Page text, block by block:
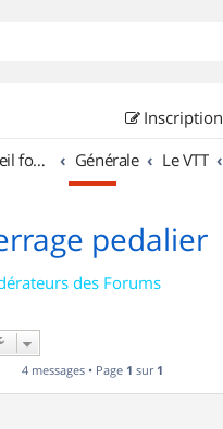
Inscription
Accueil forum Générale Le VTT
pedalier
des Forums
4 messages • Page 1 sur 1